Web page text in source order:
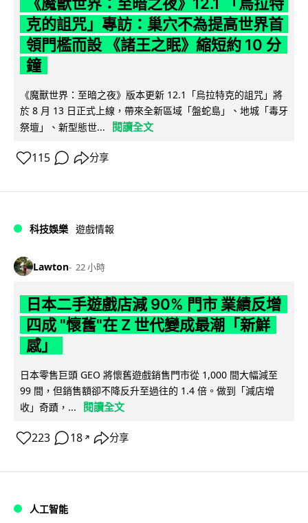
克的詛咒」專訪：巢穴不為提高世界首
領門檻而設 《諸王之眠》縮短約 10 分
鐘
《魔獸世界：至暗之夜》版本更新 12.1「烏拉特克的詛咒」將
於 8 月 13 日正式上線，帶來全新區域「盤蛇島」、地城「毒牙
祭壇」、新型態世...
閱讀全文
115 分享
科技娛樂 遊戲情報
Lawton 22 小時
日本二手遊戲店減 90% 門市 業績反增
四成 "懷舊"在 Z 世代變成最潮「新鮮
感」
日本零售巨頭 GEO 將懷舊遊戲銷售門市從 1,000 間大幅減至
99 間，但銷售額卻不降反升至過往的 1.4 倍。做到「減店增
收」奇蹟，...
閱讀全文
223 18 ↗ 分享
人工智能